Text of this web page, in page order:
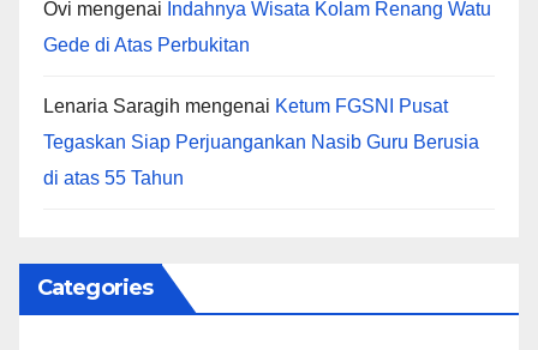
Ovi mengenai Indahnya Wisata Kolam Renang Watu
Gede di Atas Perbukitan
Lenaria Saragih mengenai Ketum FGSNI Pusat
Tegaskan Siap Perjuangankan Nasib Guru Berusia
di atas 55 Tahun
Categories